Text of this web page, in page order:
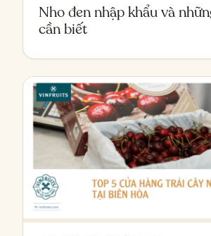
Nho đen nhập khẩu và
cần biết